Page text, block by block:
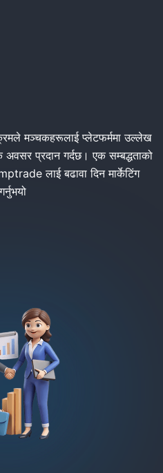
मञ्चकहरूलाई प्लेटफर्ममा उल्लेख
प्रदान गर्दछ। एक सम्बद्धताको
लाई बढावा दिन मार्केटिंग